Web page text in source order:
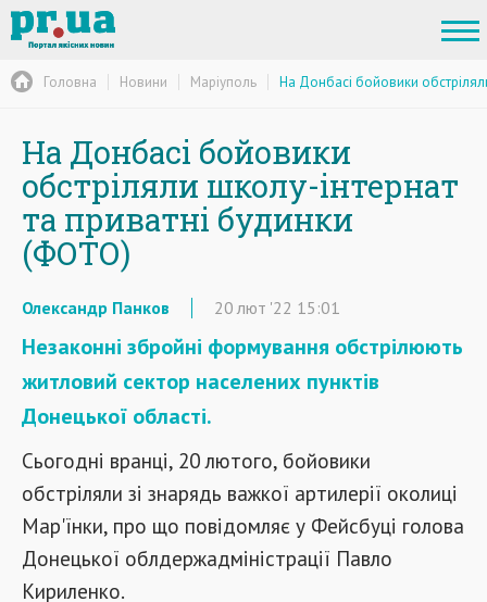
Головна Новини Маріуполь На Донбасі бойовики
На Донбасі бойовики
обстріляли школу-інтернат
та приватні будинки
(ФОТО)
Олександр Панков 20 лют '22 15:01
Незаконні збройні формування обстрілюють
житловий сектор населених пунктів
Донецької області.
Сьогодні вранці, 20 лютого, бойовики
обстріляли зі знарядь важкої артилерії околиці
Мар'їнки, про що повідомляє у Фейсбуці голова
Донецької облдержадміністрації Павло
Кириленко.